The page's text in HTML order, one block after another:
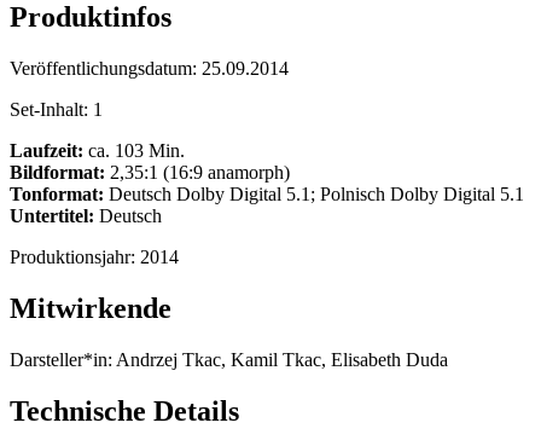
Produktinfos
Veröffentlichungsdatum: 25.09.2014
Set-Inhalt: 1
Laufzeit: ca. 103 Min.
Bildformat: 2,35:1 (16:9 anamorph)
Tonformat: Deutsch Dolby Digital 5.1; Polnisch Dolby Digital 5.1
Untertitel: Deutsch
Produktionsjahr: 2014
Mitwirkende
Darsteller*in: Andrzej Tkac, Kamil Tkac, Elisabeth Duda
Technische Details